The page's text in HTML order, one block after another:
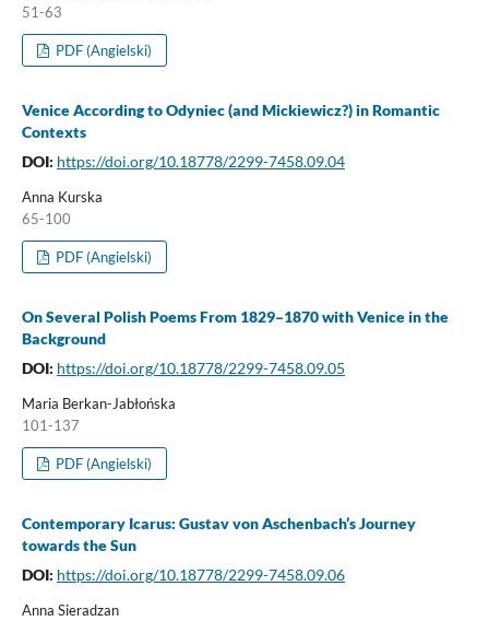
51-63
PDF (Angielski)
Venice According to Odyniec (and Mickiewicz?) in Romantic
Contexts
DOI: https://doi.org/10.18778/2299-7458.09.04
Anna Kurska
65-100
PDF (Angielski)
On Several Polish Poems From 1829–1870 with Venice in the
Background
DOI: https://doi.org/10.18778/2299-7458.09.05
Maria Berkan-Jabłońska
101-137
PDF (Angielski)
Contemporary Icarus: Gustav von Aschenbach’s Journey
towards the Sun
DOI: https://doi.org/10.18778/2299-7458.09.06
Anna Sieradzan